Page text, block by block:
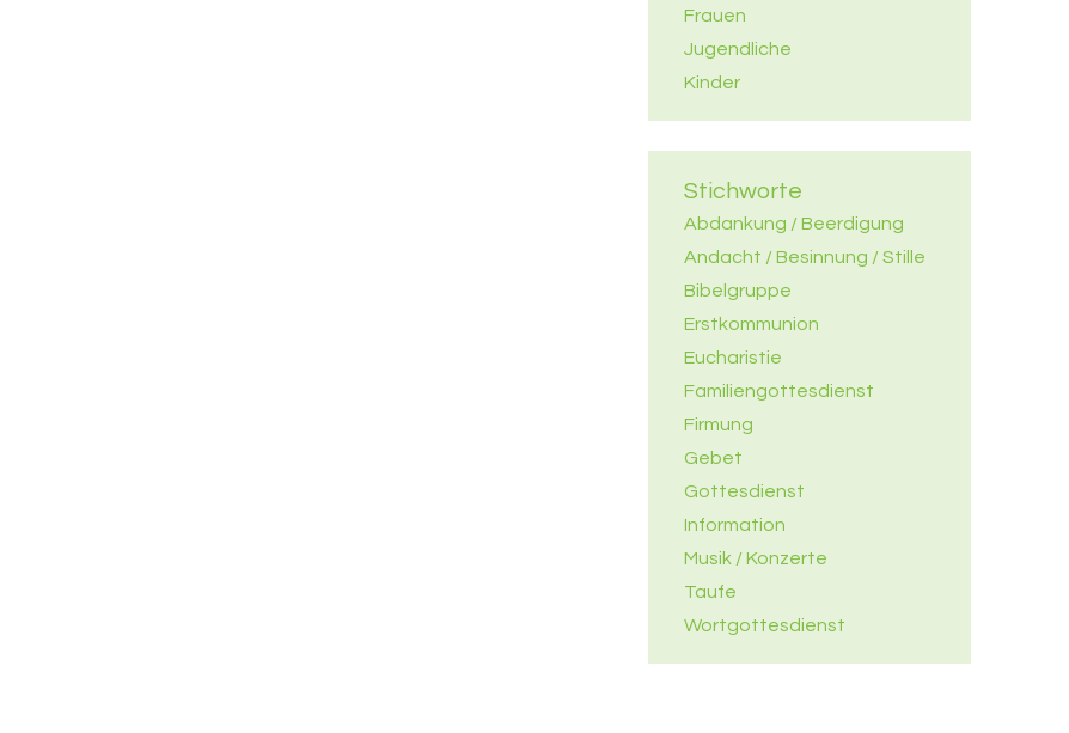
Frauen
Jugendliche
Kinder
Stichworte
Abdankung / Beerdigung
Andacht / Besinnung / Stille
Bibelgruppe
Erstkommunion
Eucharistie
Familiengottesdienst
Firmung
Gebet
Gottesdienst
Information
Musik / Konzerte
Taufe
Wortgottesdienst